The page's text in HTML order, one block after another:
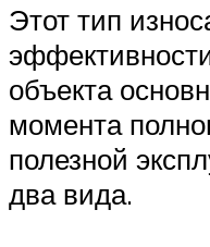
Этот тип
объекта
момента
полезной
два вида.